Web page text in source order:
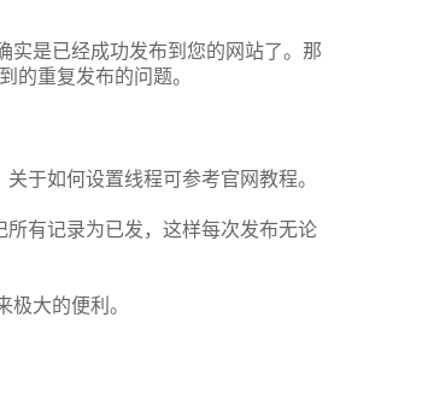
实是已经成功发布到您的网站了。那
的重复发布的问题。
于如何设置线程可参考官网教程。
有记录为已发，这样每次发布无论
大的便利。